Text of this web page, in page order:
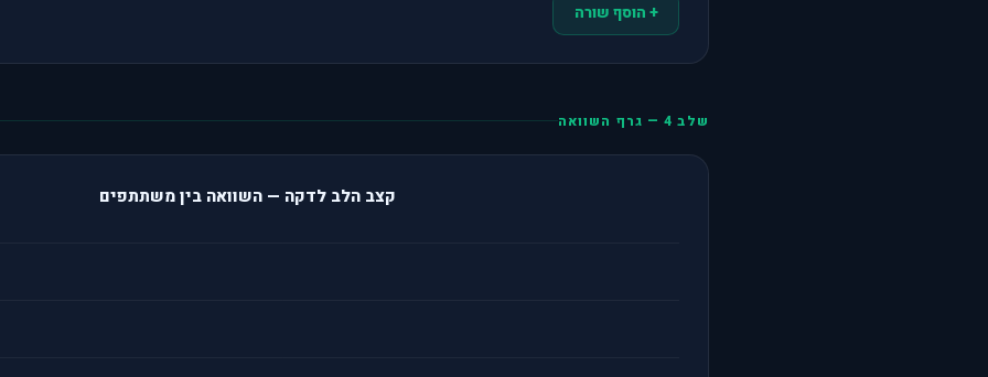
+ הוסף שורה
שלב 4 — גרף השוואה
קצב הלב לדקה — השוואה בין משתתפים